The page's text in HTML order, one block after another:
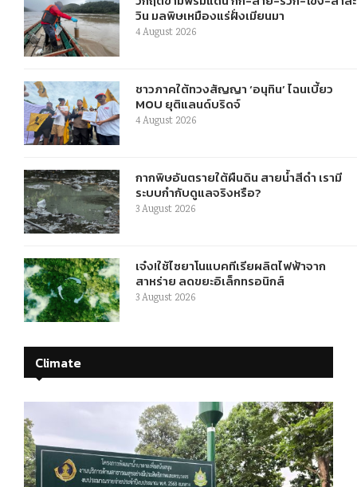
วิน มลพิษเหมืองแร่ฝั่งเมียนมา
4 August 2026
ชาวภาคใต้ทวงสัญญา ‘อนุทิน’ ไฉนเบี้ยว
MOU ยุติแลนด์บริดจ์
4 August 2026
กากพิษอันตรายใต้ผืนดิน สายน้ำสีดำ เรามี
ระบบกำกับดูแลจริงหรือ?
3 August 2026
เจ๋ง!ใช้ไซยาโนแบคทีเรียผลิตไฟฟ้าจาก
สาหร่าย ลดขยะอิเล็กทรอนิกส์
3 August 2026
Climate